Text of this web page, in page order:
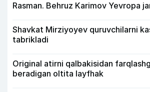
Rasman. Behruz Karimov Yevropa
Shavkat Mirziyoyev quruvchilarni
tabrikladi
Original atirni qalbakisidan
beradigan oltita layfhak